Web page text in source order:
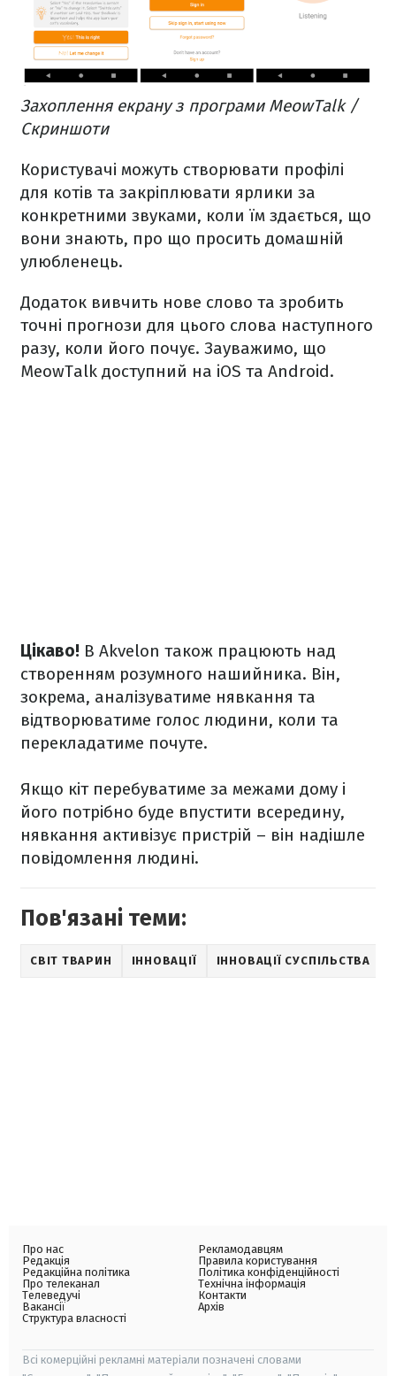
Захоплення екрану з програми MeowTalk /
Скриншоти
Користувачі можуть створювати профілі
для котів та закріплювати ярлики за
конкретними звуками, коли їм здається, що
вони знають, про що просить домашній
улюбленець.
Додаток вивчить нове слово та зробить
точні прогнози для цього слова наступного
разу, коли його почує. Зауважимо, що
MeowTalk доступний на iOS та Android.
Цікаво! В Akvelon також працюють над
створенням розумного нашийника. Він,
зокрема, аналізуватиме нявкання та
відтворюватиме голос людини, коли та
перекладатиме почуте.
Якщо кіт перебуватиме за межами дому і
його потрібно буде впустити всередину,
нявкання активізує пристрій – він надішле
повідомлення людині.
Пов'язані теми:
СВІТ ТВАРИН ІННОВАЦІЇ ІННОВАЦІЇ СУСПІЛЬСТВА
Про нас
Редакція
Редакційна політика
Про телеканал
Телеведучі
Вакансії
Структура власності
Рекламодавцям
Правила користування
Політика конфіденційності
Технічна інформація
Контакти
Архів
Всі комерційні рекламні матеріали позначені словами